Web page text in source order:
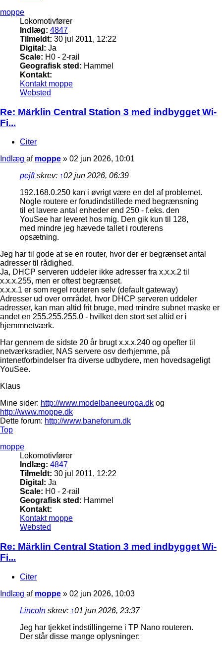
moppe
Lokomotivfører
Indlæg: 4847
Tilmeldt: 30 jul 2011, 12:22
Digital: Ja
Scale: H0 - 2-rail
Geografisk sted: Hammel
Kontakt:
Kontakt moppe
Websted
Re: Märklin Central Station 3 med indbygget Wi-
Fi...
Citer
Indlæg af moppe » 02 jun 2026, 10:01
pejftskrev: ↑02 jun 2026, 06:39
192.168.0.250 kan i øvrigt være en del af problemet.
Nogle routere er forudindstillede med begrænsning
til et lavere antal enheder end 250 - f.eks. den
YouSee har leveret hos mig. Den gik kun til 128,
med mindre jeg hævede tallet i routerens
opsætning.
Jeg har til gode at se en router, hvor der er begrænset antal
adresser til rådighed.
Ja, DHCP serveren uddeler ikke adresser fra x.x.x.2 til
x.x.x.255, men er oftest begrænset.
x.x.x.1 er som regel routeren selv (default gateway)
Adresser ud over området, hvor DHCP serveren uddeler
adresser, kan man altid frit bruge, med mindre subnet maske er
andet en 255.255.255.0 - hvilket den stort set altid er i
hjemmnetværk.
Har gennem de sidste 20 år brugt x.x.x.240 og opefter til
netværksradier, NAS servere osv derhjemme, på
intenetforbindelser fra diverse udbydere, men hovedsageligt
YouSee.
Klaus
Mine sider: http://www.modelbaneeuropa.dk og
http://www.moppe.dk
Dette forum: http://www.baneforum.dk
Top
moppe
Lokomotivfører
Indlæg: 4847
Tilmeldt: 30 jul 2011, 12:22
Digital: Ja
Scale: H0 - 2-rail
Geografisk sted: Hammel
Kontakt:
Kontakt moppe
Websted
Re: Märklin Central Station 3 med indbygget Wi-
Fi...
Citer
Indlæg af moppe » 02 jun 2026, 10:03
Lincoln skrev: ↑01 jun 2026, 23:37
Jeg har tjekket indstillingerne i TP Nano routeren.
Der står disse mange oplysninger: